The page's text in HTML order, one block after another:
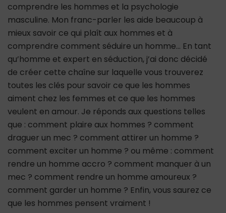
comprendre les hommes et la psychologie
masculine. Mon franc-parler les aide beaucoup à
mieux savoir ce qui plaît aux hommes et à
comprendre comment séduire un homme… En tant
qu’homme et expert en séduction, j’ai donc décidé
de créer cette chaîne sur laquelle vous trouverez
toutes les clés pour savoir ce que les hommes
aiment chez les femmes et ce que les hommes
veulent en amour. Je réponds aux questions telles
que : comment plaire aux hommes ? comment
draguer un mec ? comment attirer un homme ?
comment exciter un homme ? ou même : comment
rendre un homme accro ? comment manquer à un
mec ? comment rendre un homme amoureux ?
comment garder un homme ? Enfin, vous saurez ce
que les hommes pensent vraiment !